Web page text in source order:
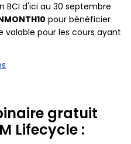
BCI d'ici au 30 septembre
pour bénéficier
valable pour les cours ayant
gratuit
Lifecycle :